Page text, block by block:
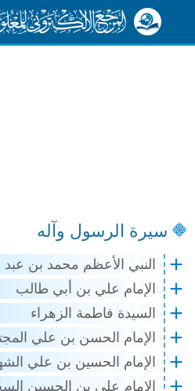
سيرة الرسول وآله
النبي الأعظم محمد بن عبد
الإمام علي بن أبي طالب
السيدة فاطمة الزهراء
الإمام الحسن بن علي
الإمام الحسين بن علي
الإمام علي بن الحسين